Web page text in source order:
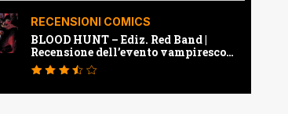
RECENSIONI COMICS
BLOOD HUNT – Ediz. Red Band |
Recensione dell’evento vampiresco
della Marvel